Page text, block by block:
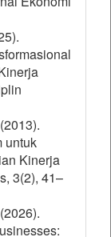
untuk
Kinerja
3(2), 41–